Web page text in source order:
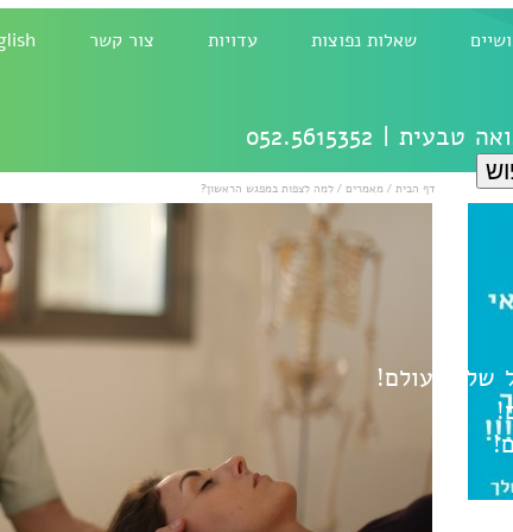
שאלות נפוצות עדויות צור קשר
טבעית | 052.5615352
שלום עולם!
דף הבית / מאמרים / למה לצפות במפגש הראשון?